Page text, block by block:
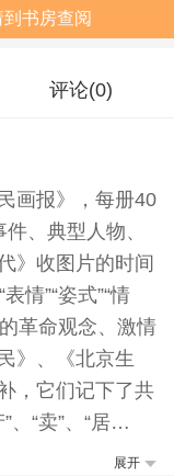
书房查阅
评论(0)
画报》，每册40
、典型人物、
》收图片的时间
情”“姿式”“情
革命观念、激情
》、《北京生
，它们记下了共
“卖”、“居
”、“婚娶”、“生
展开